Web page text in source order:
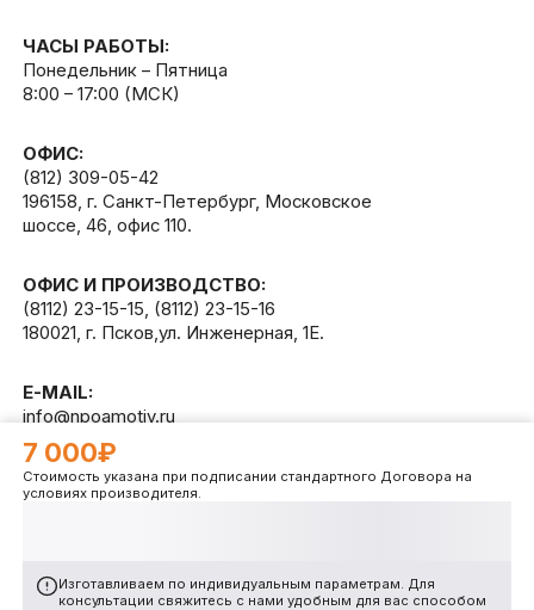
7 000₽
Стоимость указана при подписании стандартного Договора на
условиях производителя.
Изготавливаем по индивидуальным параметрам. Для
консультации свяжитесь с нами удобным для вас способом
ЧАСЫ РАБОТЫ:
Понедельник – Пятница
8:00 – 17:00 (МСК)
ОФИС:
(812) 309-05-42
196158, г. Санкт-Петербург, Московское
шоссе, 46, офис 110.
ОФИС И ПРОИЗВОДСТВО:
(8112) 23-15-15, (8112) 23-15-16
180021, г. Псков,ул. Инженерная, 1Е.
E-MAIL:
info@npoamotiv.ru
Разработано вWEBCETERA